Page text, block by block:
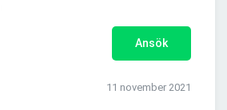
Ansök
11 november 2021